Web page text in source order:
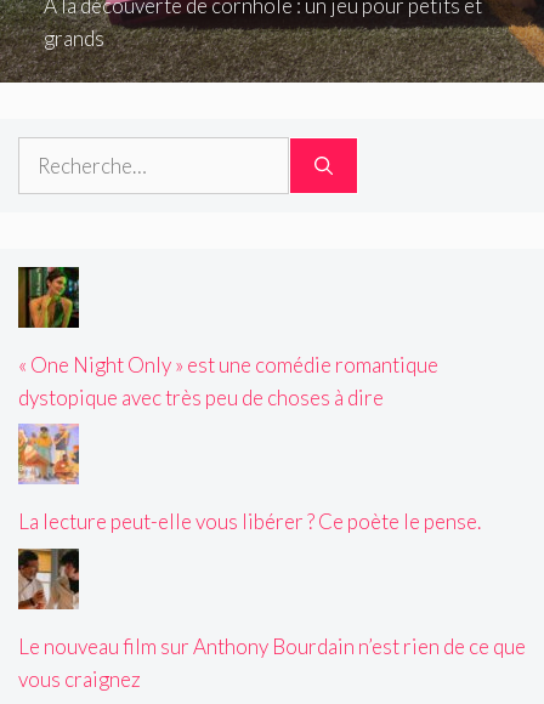
À la découverte de cornhole : un jeu pour petits et
grands
Rechercher :
« One Night Only » est une comédie romantique
dystopique avec très peu de choses à dire
La lecture peut-elle vous libérer ? Ce poète le pense.
Le nouveau film sur Anthony Bourdain n’est rien de ce que
vous craignez